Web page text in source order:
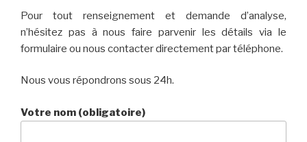
Pour tout renseignement et demande d’analyse,
n’hésitez pas à nous faire parvenir les détails via le
formulaire ou nous contacter directement par téléphone.
Nous vous répondrons sous 24h.
Votre nom (obligatoire)